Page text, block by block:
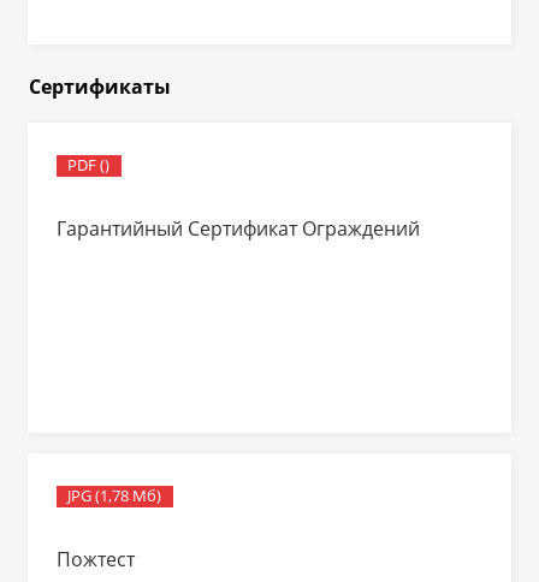
Сертификаты
PDF ()
Гарантийный Сертификат Ограждений
JPG (1,78 Мб)
Пожтест